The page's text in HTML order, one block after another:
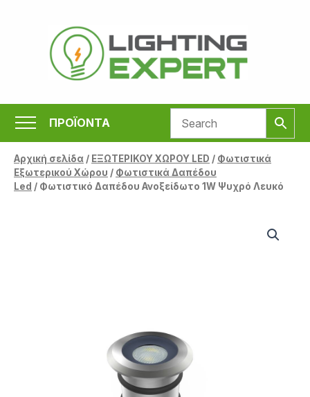
περιεχόμενο
ΠΡΟΪΟΝΤΑ
Αρχική σελίδα/ ΕΞΩΤΕΡΙΚΟΥ ΧΩΡΟΥ LED / Φωτιστικά
Εξωτερικού Χώρου / Φωτιστικά Δαπέδου
Led / Φωτιστικό Δαπέδου Ανοξείδωτο 1W Ψυχρό Λευκό